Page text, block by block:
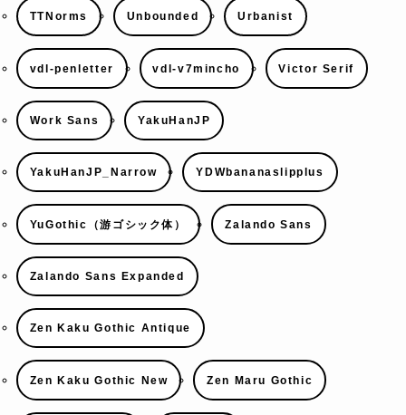
TTNorms Unbounded Urbanist
vdl-penletter vdl-v7mincho Victor Serif
Work Sans YakuHanJP
YakuHanJP_Narrow YDWbananaslipplus
YuGothic（游ゴシック体） Zalando Sans
Zalando Sans Expanded
Zen Kaku Gothic Antique
Zen Kaku Gothic New Zen Maru Gothic